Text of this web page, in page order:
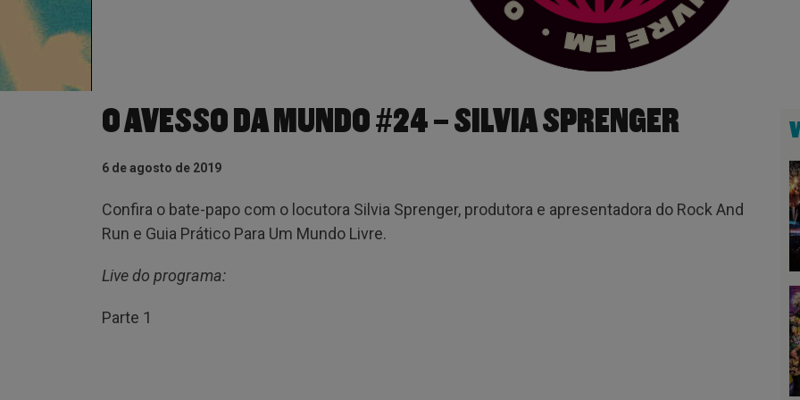
O AVESSO DA MUNDO #24 – SILVIA SPRENGER
6 de agosto de 2019
Confira o bate-papo com o locutora Silvia Sprenger, produtora e apresentadora do Rock And
Run e Guia Prático Para Um Mundo Livre.
Live do programa:
Parte 1